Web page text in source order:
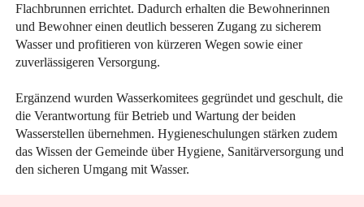
Flachbrunnen errichtet. Dadurch erhalten die Bewohnerinnen
und Bewohner einen deutlich besseren Zugang zu sicherem
Wasser und profitieren von kürzeren Wegen sowie einer
zuverlässigeren Versorgung.
Ergänzend wurden Wasserkomitees gegründet und geschult, die
die Verantwortung für Betrieb und Wartung der beiden
Wasserstellen übernehmen. Hygieneschulungen stärken zudem
das Wissen der Gemeinde über Hygiene, Sanitärversorgung und
den sicheren Umgang mit Wasser.